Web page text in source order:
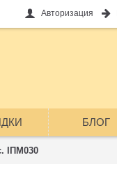
Авторизация
БЛОГ
ІПМ030